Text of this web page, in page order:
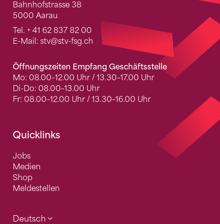
Bahnhofstrasse 38
5000 Aarau
Tel. + 41 62 837 82 00
E-Mail: stv@stv-fsg.ch
Öffnungszeiten Empfang Geschäftsstelle
Mo: 08.00–12.00 Uhr / 13.30–17.00 Uhr
Di-Do: 08.00–13.00 Uhr
Fr: 08.00–12.00 Uhr / 13.30–16.00 Uhr
Quicklinks
Jobs
Medien
Shop
Meldestellen
Deutsch